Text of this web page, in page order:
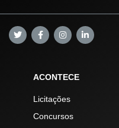
ACONTECE
Licitações
Concursos